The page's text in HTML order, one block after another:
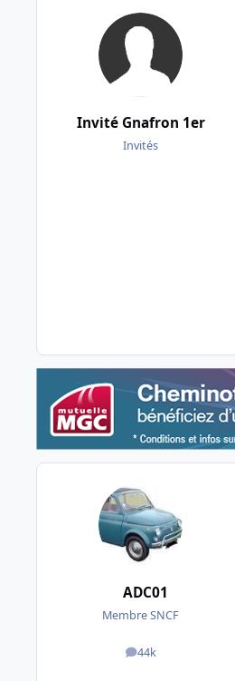
Invité Gnafron 1er
Invités
ADC01
Membre SNCF
44k
messages